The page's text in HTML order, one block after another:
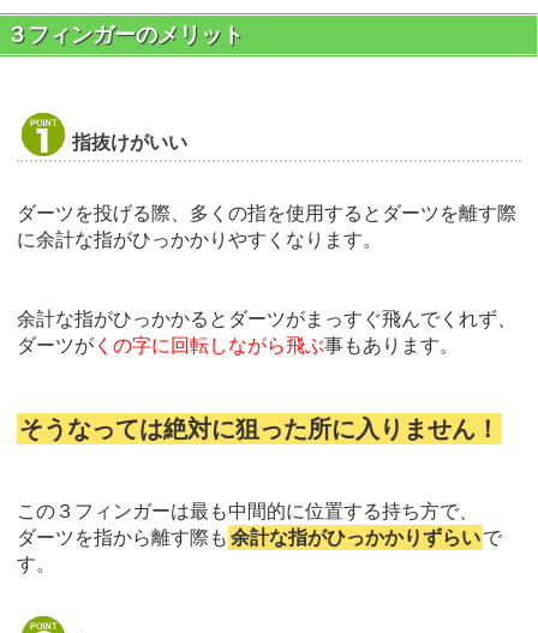
３フィンガーのメリット
指抜けがいい
ダーツを投げる際、多くの指を使用するとダーツを離す際
に余計な指がひっかかりやすくなります。
余計な指がひっかかるとダーツがまっすぐ飛んでくれず、
ダーツが くの字に回転しながら飛ぶ事もあります。
そうなっては絶対に狙った所に入りません！
この３フィンガーは最も中間的に位置する持ち方で、
ダーツを指から離す際も 余計な指がひっかかりずらいで
す。